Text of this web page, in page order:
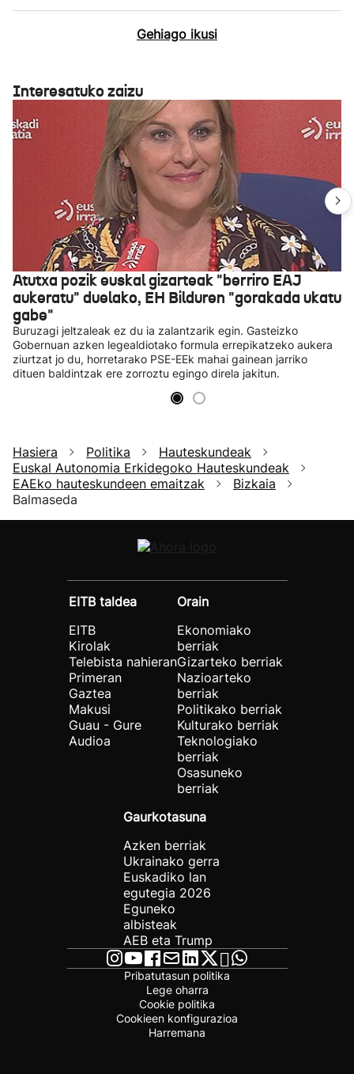
Gehiago ikusi
Interesatuko zaizu
Atutxa pozik euskal gizarteak "berriro EAJ
aukeratu" duelako, EH Bilduren "gorakada ukatu
gabe"
Buruzagi jeltzaleak ez du ia zalantzarik egin. Gasteizko
Gobernuan azken legealdiotako formula errepikatzeko aukera
ziurtzat jo du, horretarako PSE-EEk mahai gainean jarriko
dituen baldintzak ere zorroztu egingo direla jakitun.
Hasiera Politika
Hauteskundeak
Euskal Autonomia Erkidegoko Hauteskundeak
EAEko hauteskundeen emaitzak
Bizkaia
Balmaseda
EITB taldea
EITB
Kirolak
Telebista nahieran
Primeran
Gaztea
Makusi
Guau - Gure
Audioa
Orain
Ekonomiako
berriak
Gizarteko berriak
Nazioarteko
berriak
Politikako berriak
Kulturako berriak
Teknologiako
berriak
Osasuneko
berriak
Gaurkotasuna
Azken berriak
Ukrainako gerra
Euskadiko lan
egutegia 2026
Eguneko
albisteak
AEB eta Trump
Pribatutasun politika
Lege oharra
Cookie politika
Cookieen konfigurazioa
Harremana